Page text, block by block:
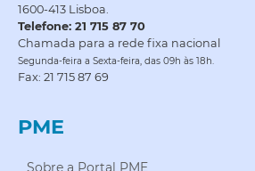
1600-413 Lisboa.
Telefone: 21 715 87 70
Chamada para a rede fixa nacional
Segunda-feira a Sexta-feira, das 09h às 18h.
Fax: 21 715 87 69
PME
Sobre a Portal PME